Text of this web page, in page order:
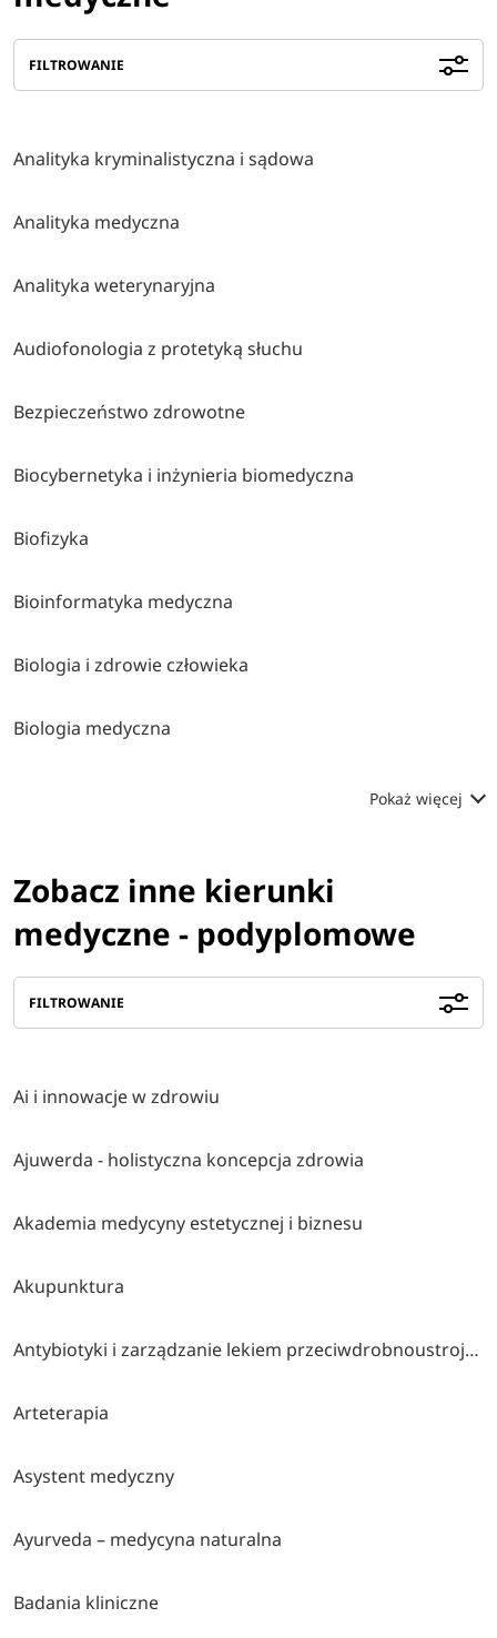
FILTROWANIE
Analityka kryminalistyczna i sądowa
Analityka medyczna
Analityka weterynaryjna
Audiofonologia z protetyką słuchu
Bezpieczeństwo zdrowotne
Biocybernetyka i inżynieria biomedyczna
Biofizyka
Bioinformatyka medyczna
Biologia i zdrowie człowieka
Biologia medyczna
Pokaż więcej
Zobacz inne kierunki
medyczne - podyplomowe
FILTROWANIE
Ai i innowacje w zdrowiu
Ajuwerda - holistyczna koncepcja zdrowia
Akademia medycyny estetycznej i biznesu
Akupunktura
Antybiotyki i zarządzanie lekiem przeciwdrobnoustrojowym
Arteterapia
Asystent medyczny
Ayurveda – medycyna naturalna
Badania kliniczne